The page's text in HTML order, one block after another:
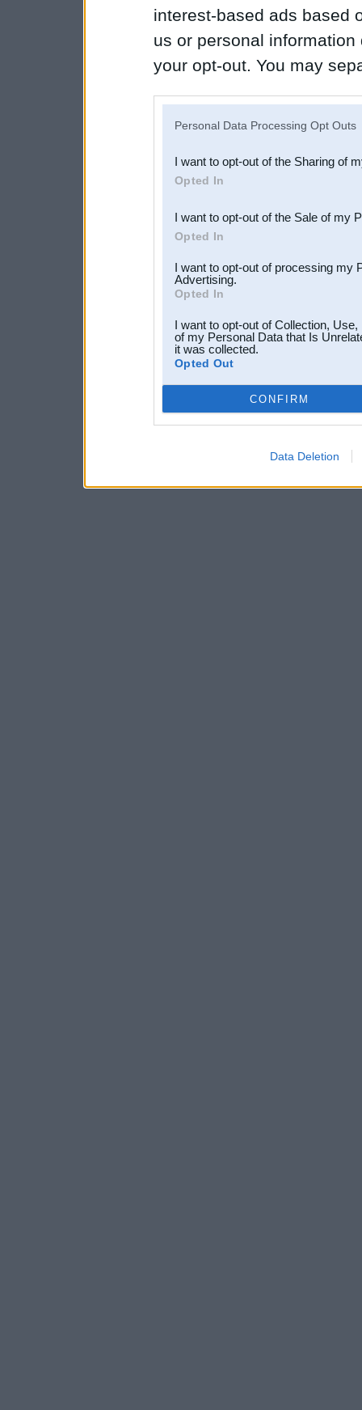
interest-based ads based
us or personal
your opt-out. You may
Downstream Participants
third parties.
Personal Data Processing Opt Outs
I want to opt-out of the Sharing of
Opted In
I want to opt-out of the Sale of my
Opted In
I want to opt-out of processing my
Advertising.
Opted In
I want to opt-out of Collection,
of my Personal Data that Is
it was collected.
Opted Out
CONFIRM
Data Deletion